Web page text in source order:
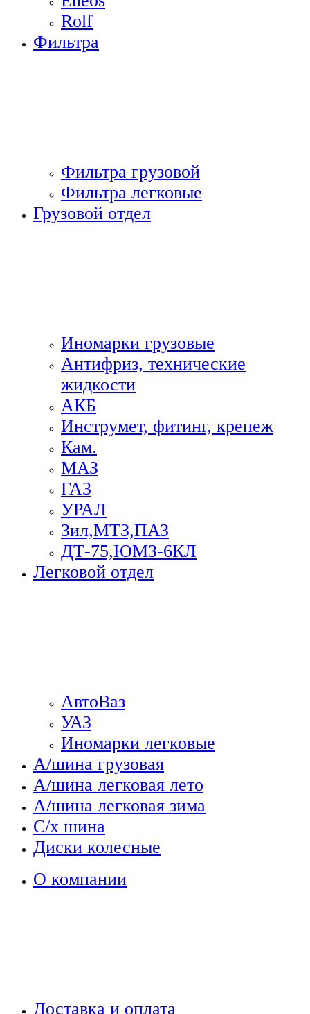
Rolf
Фильтра
Фильтра грузовой
Фильтра легковые
Грузовой отдел
Иномарки грузовые
Антифриз, технические
жидкости
АКБ
Инструмет, фитинг, крепеж
Кам.
МАЗ
ГА3
УРАЛ
Зил,МТЗ,ПАЗ
ДТ-75,ЮМЗ-6КЛ
Легковой отдел
АвтоВаз
УАЗ
Иномарки легковые
А/шина грузовая
А/шина легковая лето
А/шина легковая зима
С/х шина
Диски колесные
О компании
Доставка и оплата